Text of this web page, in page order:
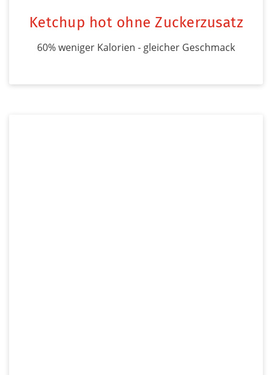
Ketchup hot ohne Zuckerzusatz
60% weniger Kalorien - gleicher Geschmack